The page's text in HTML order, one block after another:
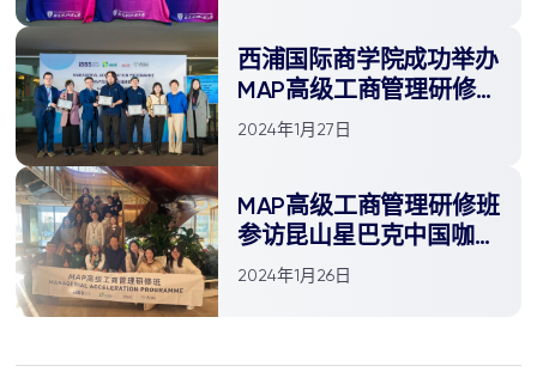
西浦国际商学院成功举办
MAP高级工商管理研修班
第一期结业典礼
2024年1月27日
MAP高级工商管理研修班
参访昆山星巴克中国咖啡
创新产业园
2024年1月26日